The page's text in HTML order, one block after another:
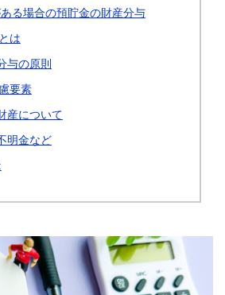
る場合の預貯金の財産分与
は
与の原則
要素
産について
明金など